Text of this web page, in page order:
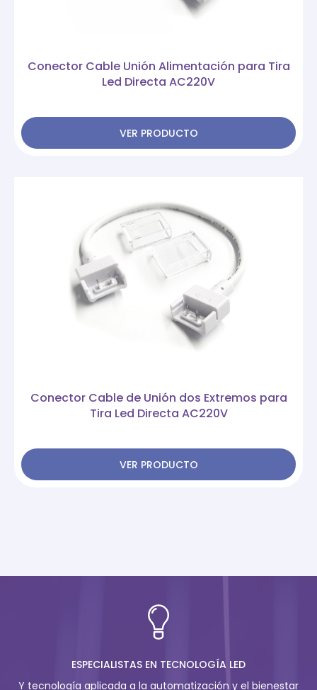
Conector Cable Unión Alimentación para Tira
Led Directa AC220V
VER PRODUCTO
Conector Cable de Unión dos Extremos para
Tira Led Directa AC220V
VER PRODUCTO
ESPECIALISTAS EN TECNOLOGÍA LED
Y tecnología aplicada a la automatización y el bienestar